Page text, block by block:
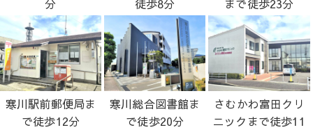
分
徒歩8分
まで徒歩23分
寒川駅前郵便局ま
で徒歩12分
寒川総合図書館ま
で徒歩20分
さむかわ富田クリ
ニックまで徒歩11